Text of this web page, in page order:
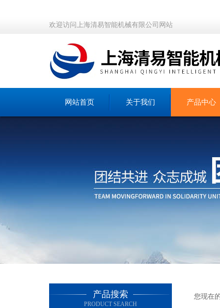
欢迎访问上海清易智能机械有限公司网站
网站首页 关于我们 产品中心
产品搜索
PRODUCT SEARCH
您现在